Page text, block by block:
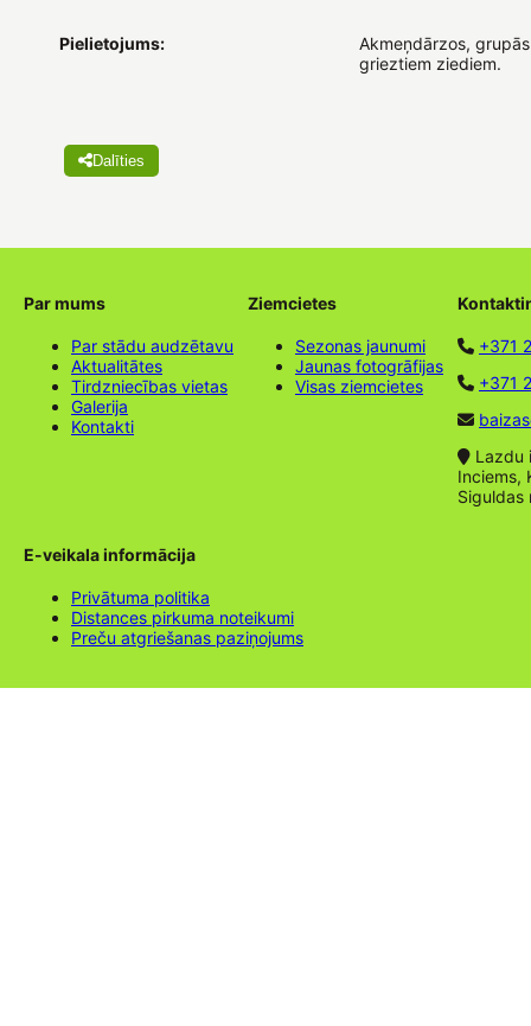
Pielietojums:
Akmeņdārzos,
grieztiem ziediem.
Dalīties
Par mums
Par stādu audzētavu
Aktualitātes
Tirdzniecības vietas
Galerija
Kontakti
Ziemcietes
Sezonas jaunumi
Jaunas fotogrāfijas
Visas ziemcietes
+371
+371
Lazdu
Inciems,
Siguldas
E-veikala informācija
Privātuma politika
Distances pirkuma noteikumi
Preču atgriešanas paziņojums